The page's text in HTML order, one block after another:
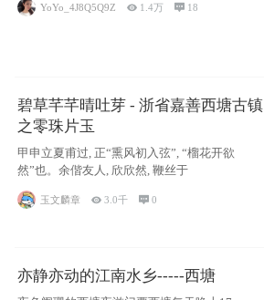
YoYo_4J8Q5Q9Z  1.4万  18
碧草芊芊晴吐芽 - 浙省嘉善西塘古镇
之零珠片玉
甲申立夏甫过, 正“熏风初入弦”, “榴花开欲
然”也。余偕友人, 欣欣然, 鞭丝于
玉文麟章  3.0千 0
亦静亦动的江南水乡-----西塘